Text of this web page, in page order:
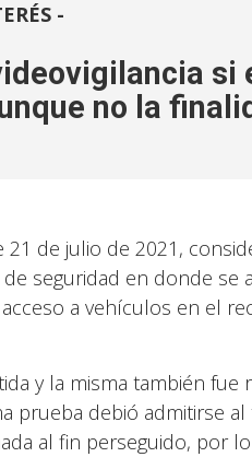
-
si
no la
de julio de 2021,
seguridad en donde se
a vehículos en el
y la misma también fue
prueba debió admitirse
al fin perseguido, por